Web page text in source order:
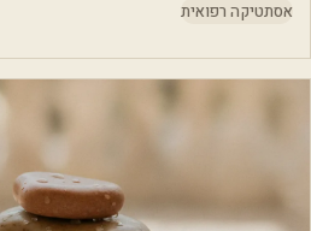
אסתטיקה רפואית